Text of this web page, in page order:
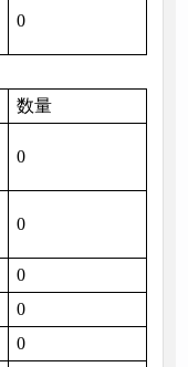
0
数量
0
0
0
0
0